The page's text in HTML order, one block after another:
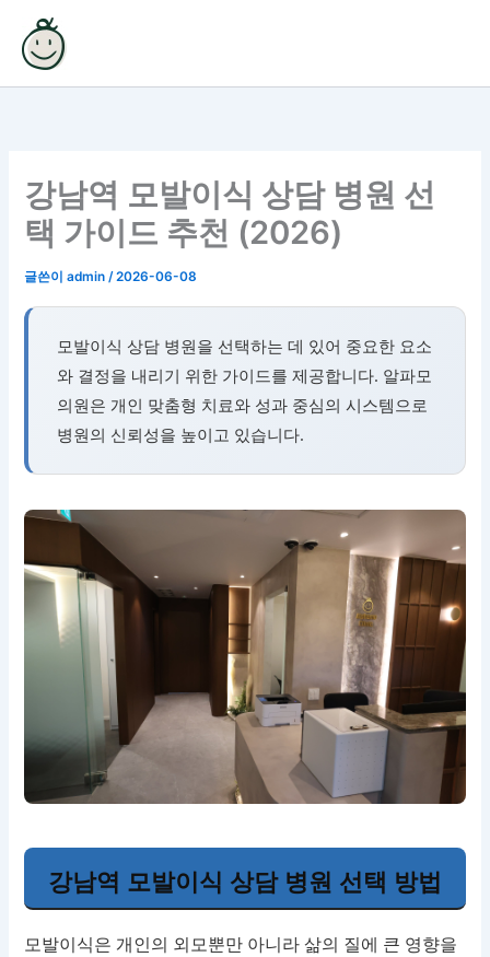
로
강남역 모발이식 상담 병원 선
택 가이드 추천 (2026)
글쓴이admin/2026-06-08
모발이식 상담 병원을 선택하는 데 있어 중요한 요소
와 결정을 내리기 위한 가이드를 제공합니다. 알파모
의원은 개인 맞춤형 치료와 성과 중심의 시스템으로
병원의 신뢰성을 높이고 있습니다.
강남역 모발이식 상담 병원 선택 방법
모발이식은 개인의 외모뿐만 아니라 삶의 질에 큰 영향을